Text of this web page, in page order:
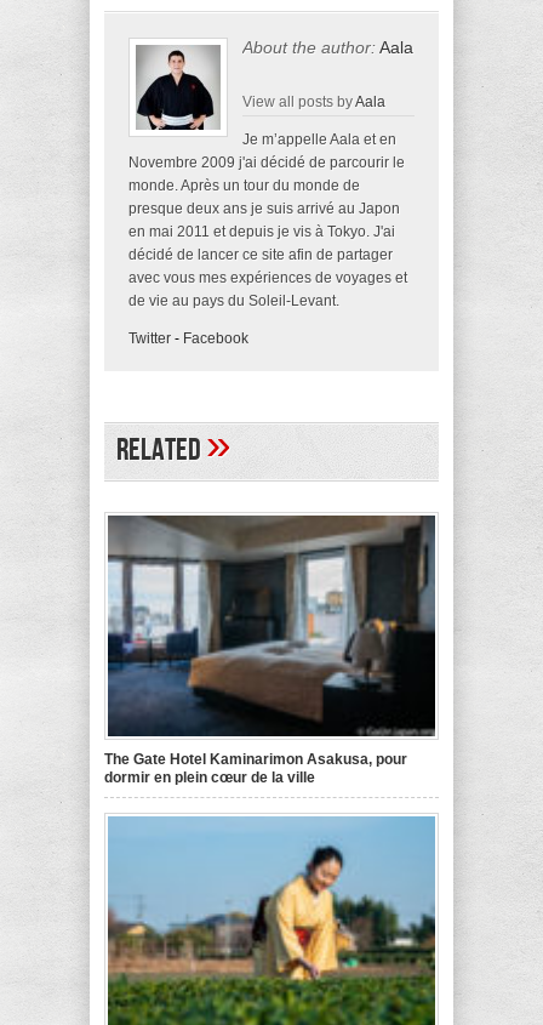
About the author:Aala
View all posts byAala
Je m’appelle Aala et en
Novembre 2009 j'ai décidé de parcourir le
monde. Après un tour du monde de
presque deux ans je suis arrivé au Japon
en mai 2011 et depuis je vis à Tokyo. J'ai
décidé de lancer ce site afin de partager
avec vous mes expériences de voyages et
de vie au pays du Soleil-Levant.
Twitter - Facebook
Related»
The Gate Hotel Kaminarimon Asakusa, pour
dormir en plein cœur de la ville